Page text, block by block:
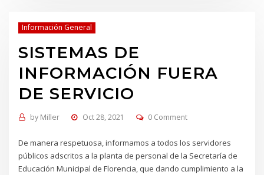
Información General
SISTEMAS DE
INFORMACIÓN FUERA
DE SERVICIO
by Miller Oct 28, 2021 0 Comment
De manera respetuosa, informamos a todos los servidores
públicos adscritos a la planta de personal de la Secretaría de
Educación Municipal de Florencia, que dando cumplimiento a la